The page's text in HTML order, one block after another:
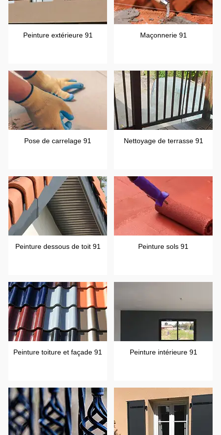
Peinture extérieure 91 Maçonnerie 91
Pose de carrelage 91 Nettoyage de terrasse 91
Peinture dessous de toit 91 Peinture sols 91
Peinture toiture et façade 91 Peinture intérieure 91